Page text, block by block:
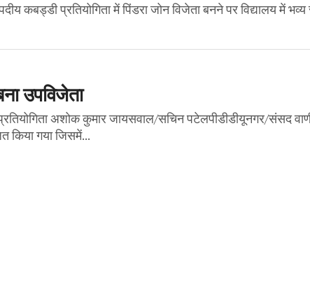
कबड्डी प्रतियोगिता में पिंडरा जोन विजेता बनने पर विद्यालय में भव्य
उपविजेता
अशोक कुमार जायसवाल/सचिन पटेलपीडीडीयूनगर/संसद
किया गया जिसमें...